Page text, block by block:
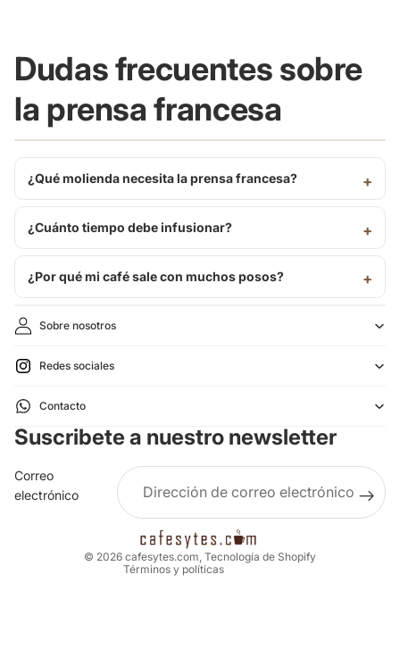
Dudas frecuentes sobre
la prensa francesa
¿Qué molienda necesita la prensa francesa?
¿Cuánto tiempo debe infusionar?
¿Por qué mi café sale con muchos posos?
Sobre nosotros
Redes sociales
Contacto
Suscribete a nuestro newsletter
Correo
electrónico
© 2026 cafesytes.com Tecnología de Shopify
Términos y políticas
Política de privacidad
Términos del servicio
Información de contacto
Política de cancelación